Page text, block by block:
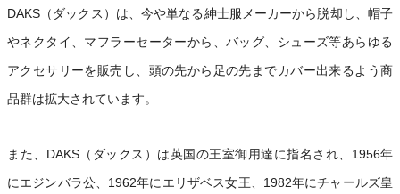
DAKS（ダックス）は、今や単なる紳士服メーカーから脱却し、帽子
やネクタイ、マフラーセーターから、バッグ、シューズ等あらゆる
アクセサリーを販売し、頭の先から足の先までカバー出来るよう商
品群は拡大されています。
また、DAKS（ダックス）は英国の王室御用達に指名され、1956年
にエジンバラ公、1962年にエリザベス女王、1982年にチャールズ皇